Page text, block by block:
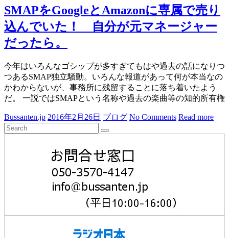
名
産
品・
特
産
の
流
通
を
支
援
し
SMAPをGoogleとAmazonに専属で売り
込んでいた！ 自分が元マネージャー
だったら。
今年はいろんなゴシップが多すぎてもはや過去の話になりつ
つあるSMAP独立騒動。いろんな報道があって何が本当なの
かわからないが、事務所に残留することに落ち着いたよう
だ。 一説ではSMAPという名称や過去の楽曲等の知的所有権
Bussanten.jp 2016年2月26日 ブログ No Comments Read more